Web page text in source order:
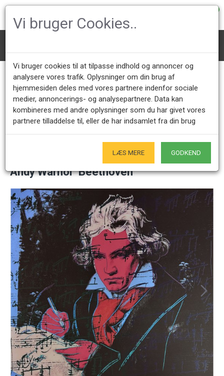
Call us +45 28491875
Mon - Fri 9.00 - 17.00
Showroom opening hours
Only by appointment - Weekdays
- of course
Andy Warhol "Beethoven"
Vi bruger Cookies..
Vi bruger cookies til at tilpasse indhold og annoncer og
analysere vores trafik. Oplysninger om din brug af
hjemmesiden deles med vores partnere indenfor sociale
medier, annoncerings- og analysepartnere. Data kan
kombineres med andre oplysninger som du har givet vores
partnere tilladdelse til, eller de har indsamlet fra din brug
LÆS MERE GODKEND